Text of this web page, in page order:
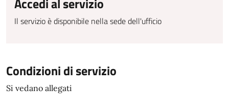
Il servizio è disponibile nella sede dell'ufficio
Condizioni di servizio
Si vedano allegati